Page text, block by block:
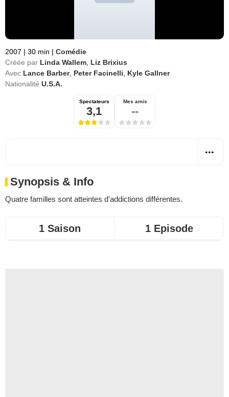
2007 | 30 min | Comédie
Créée par Linda Wallem Liz Brixius
Avec Lance Barber, Peter Facinelli
Kyle Gallner
Nationalité U.S.A.
Spectateurs
3,1
Mes amis
--
Synopsis & Info
Quatre familles sont atteintes d'addictions différentes.
1 Saison 1 Episode